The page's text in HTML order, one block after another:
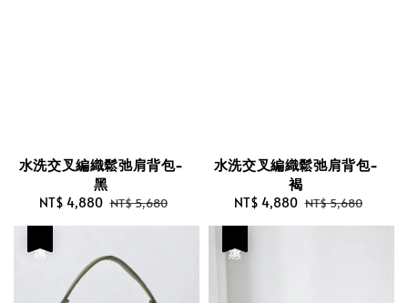
水洗交叉編織鬆弛肩背包-
黑
Sale
price
NT$ 4,880 Regular
price
NT$ 5,680
水洗交叉編織鬆弛肩背包-
褐
Sale
price
NT$ 4,880 Regular
price
NT$ 5,680